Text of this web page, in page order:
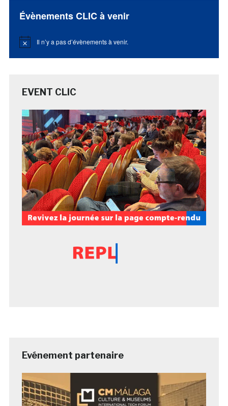
Évènements CLIC à venir
Notice Il n’y a pas d’évènements à venir.
EVENT CLIC
Evénement partenaire